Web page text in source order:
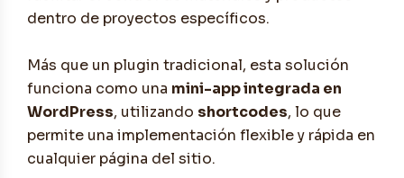
dentro de proyectos específicos.
Más que un plugin tradicional, esta solución
funciona como una mini-app integrada en
WordPress, utilizando shortcodes, lo que
permite una implementación flexible y rápida en
cualquier página del sitio.